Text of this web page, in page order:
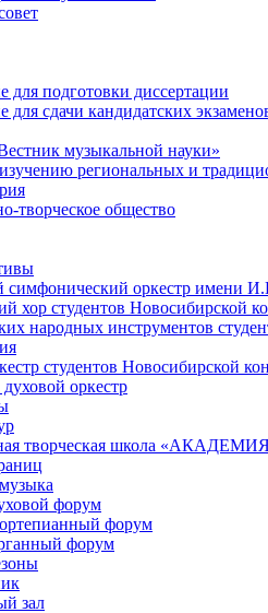
для подготовки диссертации
для сдачи кандидатских
музыкальной науки»
региональных и
творческое общество
симфонический оркестр имени
хор студентов Новосибирской
народных инструментов
студентов Новосибирской
оркестр
творческая школа
форум
форум
форум
зал